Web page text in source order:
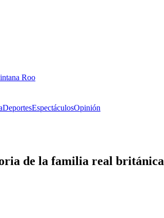
Roo
DeportesEspectáculosOpinión
de la familia real británica